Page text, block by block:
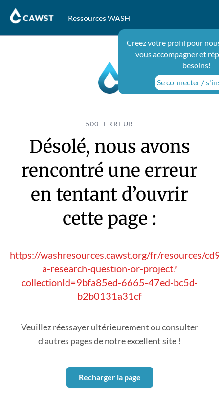
Ressources WASH
Créez votre profil pour
vous accompagner et
besoins!
Se connecter /
500 ERREUR
Désolé, nous avons
rencontré une erreur
en tentant d’ouvrir
cette page :
https://washresources.cawst.org/fr/resources/
a-research-question-or-project?
collectionId=9bfa85ed-6665-47ed-bc5d-
b2b0131a31cf
Veuillez réessayer ultérieurement ou consulter
d’autres pages de notre excellent site !
Recharger la page